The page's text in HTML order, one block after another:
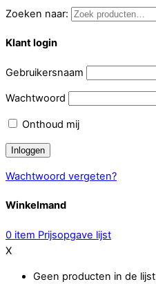
Zoeken naar:
Klant login
Gebruikersnaam
Wachtwoord
Onthoud mij
Wachtwoord vergeten?
Winkelmand
0 item Prijsopgave lijst
X
Geen producten in de lijst